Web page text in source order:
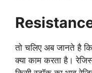
तो चलिए अब जानते है
क्या काम करता है।